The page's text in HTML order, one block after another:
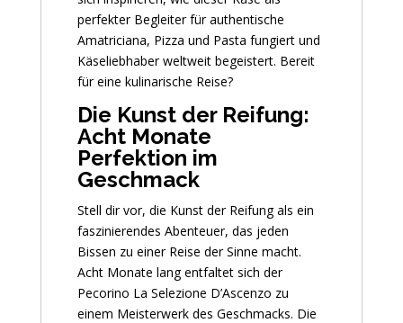
perfekter Begleiter für authentische
Amatriciana, Pizza und Pasta fungiert und
Käseliebhaber weltweit begeistert. Bereit
für eine kulinarische Reise?
Die Kunst der Reifung:
Acht Monate
Perfektion im
Geschmack
Stell dir vor, die Kunst der Reifung als ein
faszinierendes Abenteuer, das jeden
Bissen zu einer Reise der Sinne macht.
Acht Monate lang entfaltet sich der
Pecorino La Selezione D’Ascenzo zu
einem Meisterwerk des Geschmacks. Die